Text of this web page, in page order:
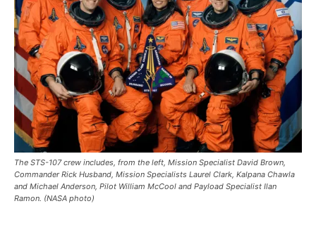
The STS-107 crew includes, from the left, Mission Specialist David Brown,
Commander Rick Husband, Mission Specialists Laurel Clark, Kalpana Chawla
and Michael Anderson, Pilot William McCool and Payload Specialist Ilan
Ramon. (NASA photo)